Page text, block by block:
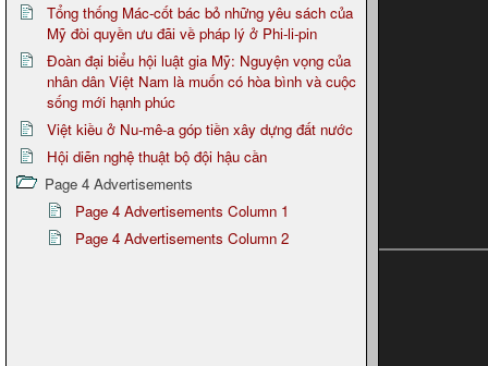
Tổng thống Mác-cốt bác bỏ những yêu sách của
Mỹ đòi quyền ưu đãi về pháp lý ở Phi-li-pin
Đoàn đại biểu hội luật gia Mỹ: Nguyện vọng của
nhân dân Việt Nam là muốn có hòa bình và cuộc
sống mới hạnh phúc
Việt kiều ở Nu-mê-a góp tiền xây dựng đất nước
Hội diẽn nghệ thuật bộ đội hậu cần
Page 4 Advertisements
Page 4 Advertisements Column 1
Page 4 Advertisements Column 2